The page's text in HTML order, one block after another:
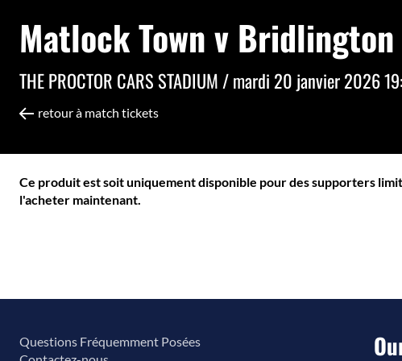
Matlock Town v Bridlington
THE PROCTOR CARS STADIUM /mardi 20 janvier 2026
retour à match tickets
Ce produit est soit uniquement disponible pour des supporters
l'acheter maintenant.
Questions Fréquemment Posées